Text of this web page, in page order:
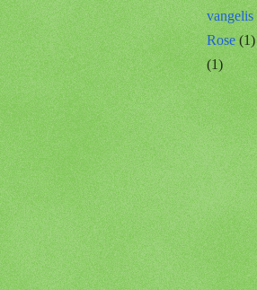
vangelis
Rose (1)
(1)